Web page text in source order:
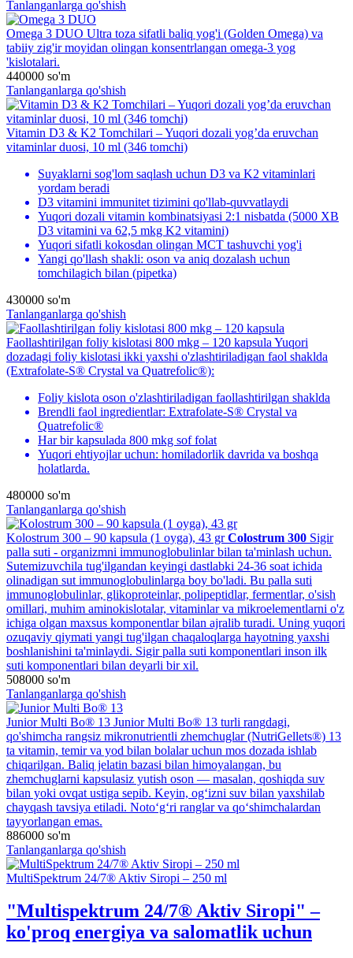
Tanlanganlarga qo'shish
Omega 3 DUO Ultra toza sifatli baliq yog'i (Golden Omega) va
tabiiy zig'ir moyidan olingan konsentrlangan omega-3 yog
'kislotalari.
440000 so'm
Tanlanganlarga qo'shish
Vitamin D3 & K2 Tomchilari – Yuqori dozali yog’da eruvchan
vitaminlar duosi, 10 ml (346 tomchi)
Suyaklarni sog'lom saqlash uchun D3 va K2 vitaminlari
yordam beradi
D3 vitamini immunitet tizimini qo'llab-quvvatlaydi
Yuqori dozali vitamin kombinatsiyasi 2:1 nisbatda (5000 XB
D3 vitamini va 62,5 mkg K2 vitamini)
Yuqori sifatli kokosdan olingan MCT tashuvchi yog'i
Yangi qo'llash shakli: oson va aniq dozalash uchun
tomchilagich bilan (pipetka)
430000 so'm
Tanlanganlarga qo'shish
Faollashtirilgan foliy kislotasi 800 mkg – 120 kapsula Yuqori
dozadagi foliy kislotasi ikki yaxshi o'zlashtiriladigan faol shaklda
(Extrafolate-S® Crystal va Quatrefolic®):
Foliy kislota oson o'zlashtiriladigan faollashtirilgan shaklda
Brendli faol ingredientlar: Extrafolate-S® Crystal va
Quatrefolic®
Har bir kapsulada 800 mkg sof folat
Yuqori ehtiyojlar uchun: homiladorlik davrida va boshqa
holatlarda.
480000 so'm
Tanlanganlarga qo'shish
Kolostrum 300 – 90 kapsula (1 oyga), 43 gr Colostrum 300 Sigir
palla suti - organizmni immunoglobulinlar bilan ta'minlash uchun.
Sutemizuvchila tug'ilgandan keyingi dastlabki 24-36 soat ichida
olinadigan sut immunoglobulinlarga boy bo'ladi. Bu palla suti
immunoglobulinlar, glikoproteinlar, polipeptidlar, fermentlar, o'sish
omillari, muhim aminokislotalar, vitaminlar va mikroelementlarni o'z
ichiga olgan maxsus komponentlar bilan ajralib turadi. Uning yuqori
ozuqaviy qiymati yangi tug'ilgan chaqaloqlarga hayotning yaxshi
boshlanishini ta'minlaydi. Sigir palla suti komponentlari inson ilk
suti komponentlari bilan deyarli bir xil.
508000 so'm
Tanlanganlarga qo'shish
Junior Multi Bo® 13 Junior Multi Bo® 13 turli rangdagi,
qo'shimcha rangsiz mikronutrientli zhemchuglar (NutriGellets®) 13
ta vitamin, temir va yod bilan bolalar uchun mos dozada ishlab
chiqarilgan. Baliq jelatin bazasi bilan himoyalangan, bu
zhemchuglarni kapsulasiz yutish oson — masalan, qoshiqda suv
bilan yoki ovqat ustiga sepib. Keyin, og‘izni suv bilan yaxshilab
chayqash tavsiya etiladi. Noto‘g‘ri ranglar va qo‘shimchalardan
tayyorlangan emas.
886000 so'm
Tanlanganlarga qo'shish
MultiSpektrum 24/7® Aktiv Siropi – 250 ml
"Multispektrum 24/7® Aktiv Siropi" –
ko'proq energiya va salomatlik uchun